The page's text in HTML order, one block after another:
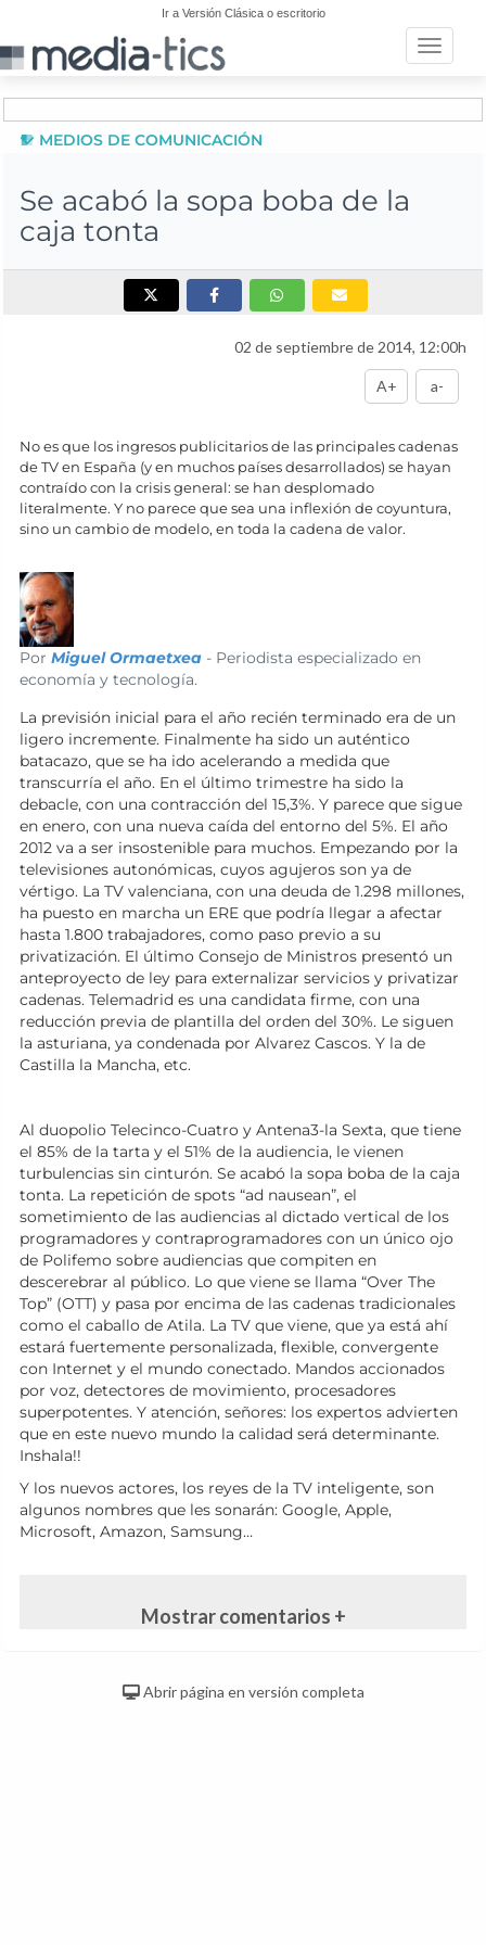
Ir a Versión Clásica o escritorio
Toggle
MEDIOS DE COMUNICACIÓN
Se acabó la sopa boba de la
caja tonta
02 de septiembre de 2014, 12:00h
A+ a-
No es que los ingresos publicitarios de las principales cadenas
de TV en España (y en muchos países desarrollados) se hayan
contraído con la crisis general: se han desplomado
literalmente. Y no parece que sea una inflexión de coyuntura,
sino un cambio de modelo, en toda la cadena de valor.
Por Miguel Ormaetxea - Periodista especializado en
economía y tecnología.
La previsión inicial para el año recién terminado era de un
ligero incremente. Finalmente ha sido un auténtico
batacazo, que se ha ido acelerando a medida que
transcurría el año. En el último trimestre ha sido la
debacle, con una contracción del 15,3%. Y parece que sigue
en enero, con una nueva caída del entorno del 5%. El año
2012 va a ser insostenible para muchos. Empezando por la
televisiones autonómicas, cuyos agujeros son ya de
vértigo. La TV valenciana, con una deuda de 1.298 millones,
ha puesto en marcha un ERE que podría llegar a afectar
hasta 1.800 trabajadores, como paso previo a su
privatización. El último Consejo de Ministros presentó un
anteproyecto de ley para externalizar servicios y privatizar
cadenas. Telemadrid es una candidata firme, con una
reducción previa de plantilla del orden del 30%. Le siguen
la asturiana, ya condenada por Alvarez Cascos. Y la de
Castilla la Mancha, etc.
Al duopolio Telecinco-Cuatro y Antena3-la Sexta, que tiene
el 85% de la tarta y el 51% de la audiencia, le vienen
turbulencias sin cinturón. Se acabó la sopa boba de la caja
tonta. La repetición de spots “ad nausean”, el
sometimiento de las audiencias al dictado vertical de los
programadores y contraprogramadores con un único ojo
de Polifemo sobre audiencias que compiten en
descerebrar al público. Lo que viene se llama “Over The
Top” (OTT) y pasa por encima de las cadenas tradicionales
como el caballo de Atila. La TV que viene, que ya está ahí
estará fuertemente personalizada, flexible, convergente
con Internet y el mundo conectado. Mandos accionados
por voz, detectores de movimiento, procesadores
superpotentes. Y atención, señores: los expertos advierten
que en este nuevo mundo la calidad será determinante.
Inshala!!
Y los nuevos actores, los reyes de la TV inteligente, son
algunos nombres que les sonarán: Google, Apple,
Microsoft, Amazon, Samsung…
Mostrar comentarios +
Abrir página en versión completa